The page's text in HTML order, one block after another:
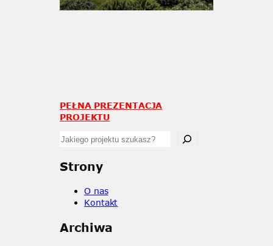
PEŁNA PREZENTACJA
PROJEKTU
S
rStrony
O nas
Kontakt
Archiwa